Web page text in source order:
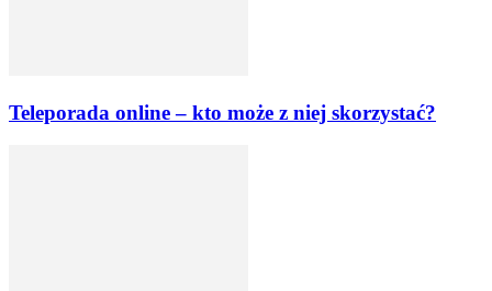
Teleporada online – kto może z niej skorzystać?